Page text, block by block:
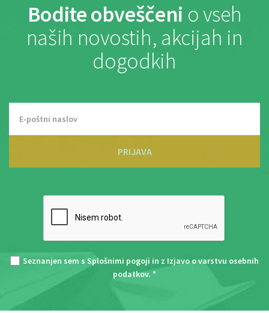
Bodite obveščeni o vseh
naših novostih, akcijah in
dogodkih
PRIJAVA
Seznanjen sem s Splošnimi pogoji in z Izjavo o varstvu osebnih
podatkov. *